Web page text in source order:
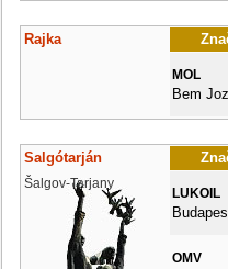
Rajka
MOL
Bem
Salgótarján
Šalgov-Tarjany
LUKOIL
OMV